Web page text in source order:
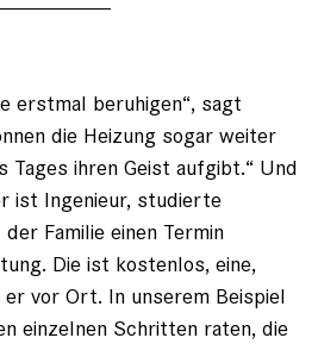
erstmal beruhigen“, sagt
die Heizung sogar weiter
Tages ihren Geist aufgibt.“ Und
ist Ingenieur, studierte
Familie einen Termin
Die ist kostenlos, eine,
vor Ort. In unserem Beispiel
einzelnen Schritten raten, die